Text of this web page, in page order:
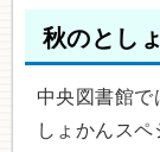
秋のとし
中央図書館で
しょかんスペ